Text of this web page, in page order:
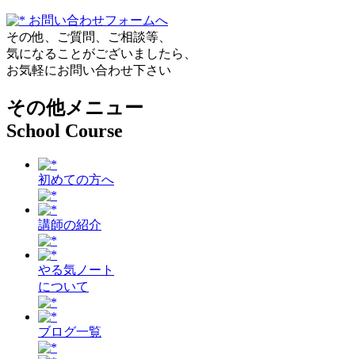
お問い合わせフォームへ
その他、ご質問、ご相談等、
気になることがございましたら、
お気軽にお問い合わせ下さい
その他メニュー
School Course
初めての方へ
講師の紹介
やる気ノート
について
ブログ一覧